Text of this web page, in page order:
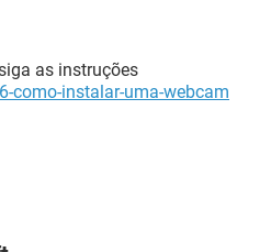
as instruções
instalar-uma-webcam